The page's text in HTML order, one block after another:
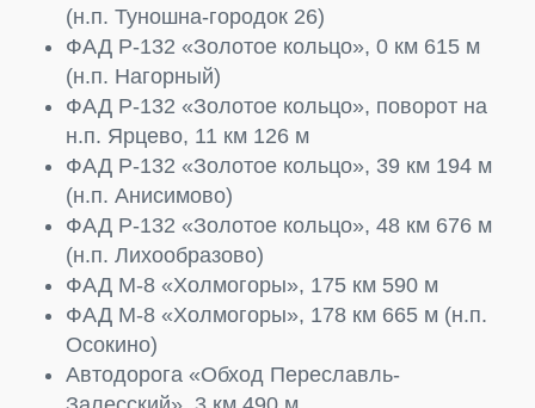
(н.п. Туношна-городок 26)
ФАД Р-132 «Золотое кольцо», 0 км 615 м
(н.п. Нагорный)
ФАД Р-132 «Золотое кольцо», поворот на
н.п. Ярцево, 11 км 126 м
ФАД Р-132 «Золотое кольцо», 39 км 194 м
(н.п. Анисимово)
ФАД Р-132 «Золотое кольцо», 48 км 676 м
(н.п. Лихообразово)
ФАД М-8 «Холмогоры», 175 км 590 м
ФАД М-8 «Холмогоры», 178 км 665 м (н.п.
Осокино)
Автодорога «Обход Переславль-